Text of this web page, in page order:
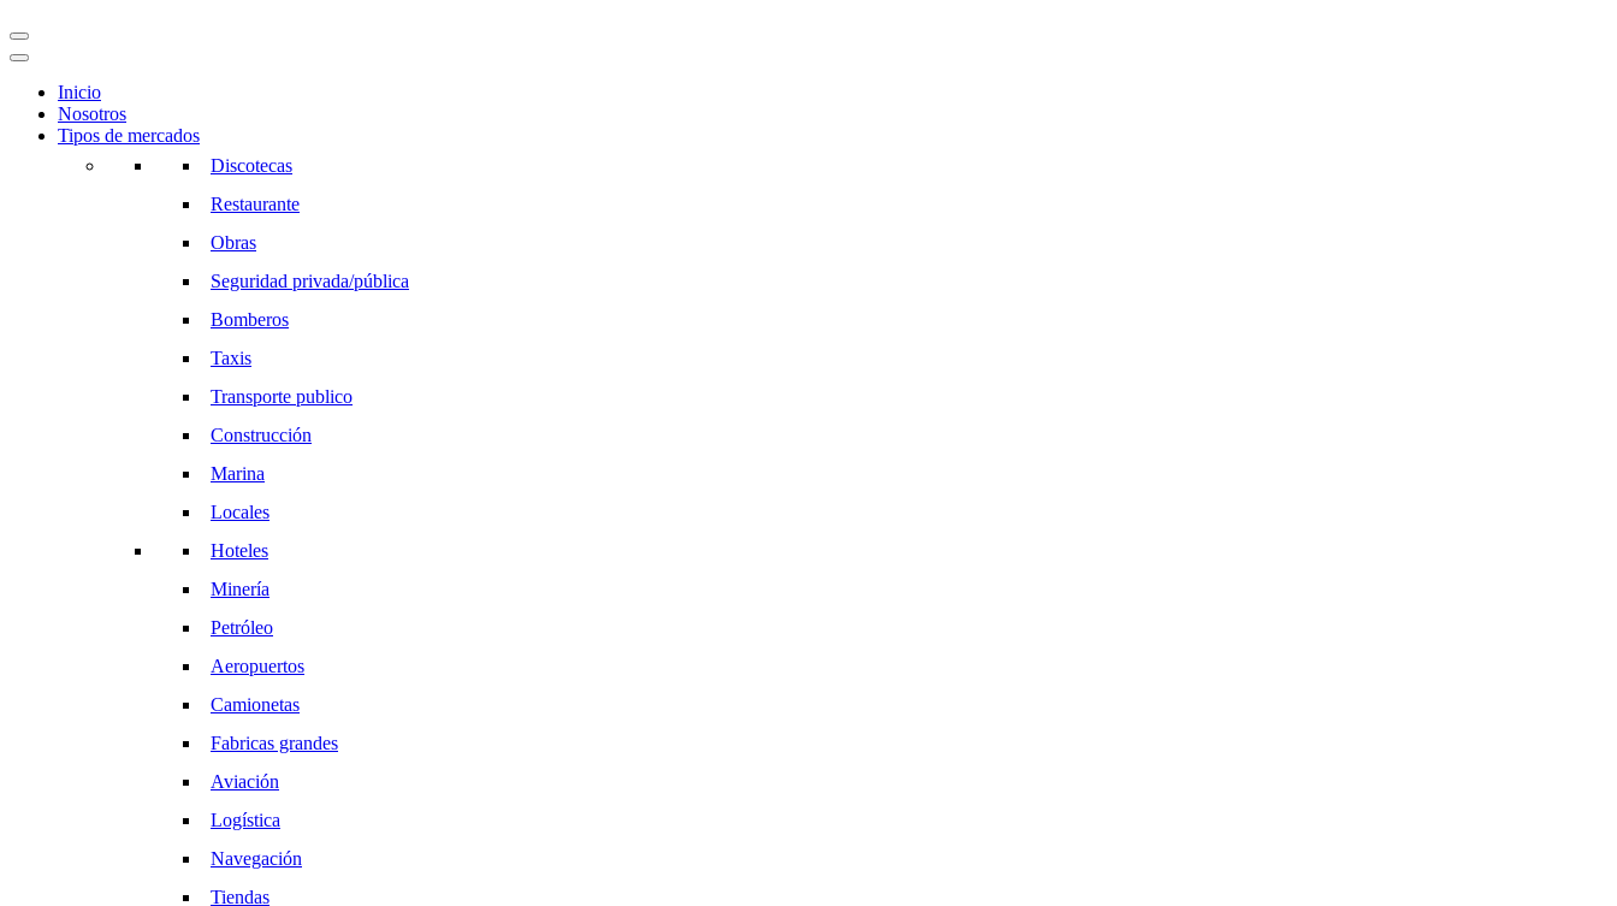
Inicio
Nosotros
Tipos de mercados
Discotecas
Restaurante
Obras
Seguridad privada/pública
Bomberos
Taxis
Transporte publico
Construcción
Marina
Locales
Hoteles
Minería
Petróleo
Aeropuertos
Camionetas
Fabricas grandes
Aviación
Logística
Navegación
Tiendas